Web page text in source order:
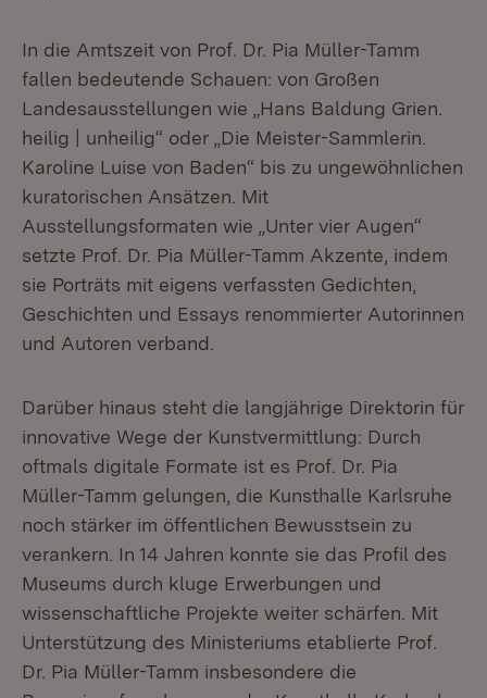
In die Amtszeit von Prof. Dr. Pia Müller-Tamm
fallen bedeutende Schauen: von Großen
Landesausstellungen wie „Hans Baldung Grien.
heilig | unheilig“ oder „Die Meister-Sammlerin.
Karoline Luise von Baden“ bis zu ungewöhnlichen
kuratorischen Ansätzen. Mit
Ausstellungsformaten wie „Unter vier Augen“
setzte Prof. Dr. Pia Müller-Tamm Akzente, indem
sie Porträts mit eigens verfassten Gedichten,
Geschichten und Essays renommierter Autorinnen
und Autoren verband.
Darüber hinaus steht die langjährige Direktorin für
innovative Wege der Kunstvermittlung: Durch
oftmals digitale Formate ist es Prof. Dr. Pia
Müller-Tamm gelungen, die Kunsthalle Karlsruhe
noch stärker im öffentlichen Bewusstsein zu
verankern. In 14 Jahren konnte sie das Profil des
Museums durch kluge Erwerbungen und
wissenschaftliche Projekte weiter schärfen. Mit
Unterstützung des Ministeriums etablierte Prof.
Dr. Pia Müller-Tamm insbesondere die